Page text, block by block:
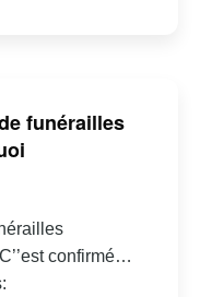
funérailles
confirmé…